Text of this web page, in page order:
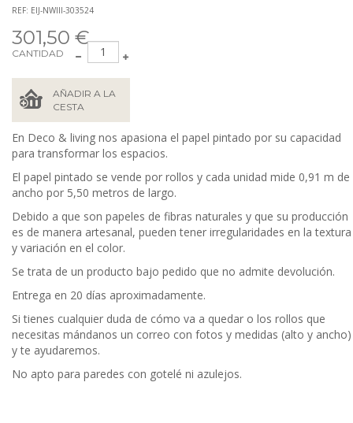
REF: EIJ-NWIII-303524
301,50 €
CANTIDAD
AÑADIR A LA
CESTA
En Deco & living nos apasiona el papel pintado por su capacidad
para transformar los espacios.
El papel pintado se vende por rollos y cada unidad mide 0,91 m de
ancho por 5,50 metros de largo.
Debido a que son papeles de fibras naturales y que su producción
es de manera artesanal, pueden tener irregularidades en la textura
y variación en el color.
Se trata de un producto bajo pedido que no admite devolución.
Entrega en 20 días aproximadamente.
Si tienes cualquier duda de cómo va a quedar o los rollos que
necesitas mándanos un correo con fotos y medidas (alto y ancho)
y te ayudaremos.
No apto para paredes con gotelé ni azulejos.